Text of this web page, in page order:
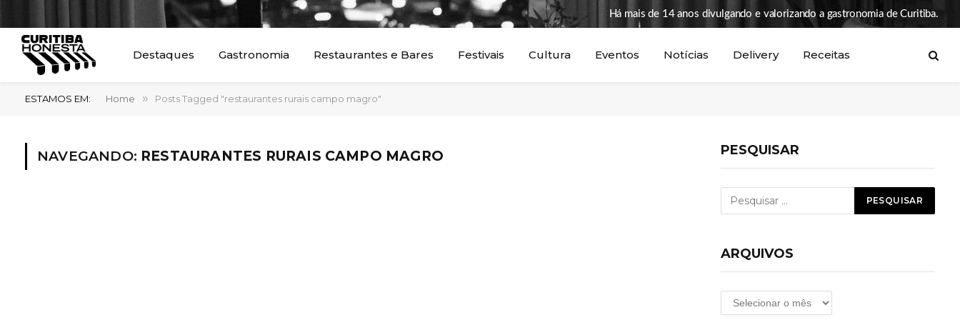
Há mais de 14 anos divulgando e valorizando a gastronomia de Curitiba.
Destaques Gastronomia Restaurantes e Bares Festivais Cultura Eventos Notícias Delivery Receitas
ESTAMOS EM: Home » Posts Tagged "restaurantes rurais campo magro"
NAVEGANDO: RESTAURANTES RURAIS CAMPO MAGRO PESQUISAR
ARQUIVOS
Arquivos